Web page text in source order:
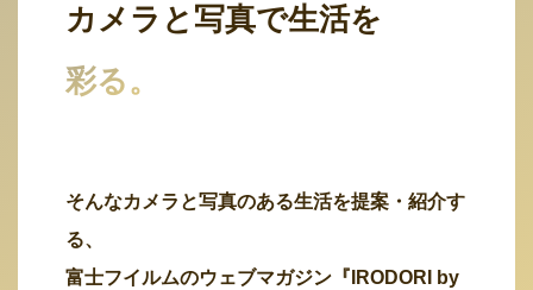
カメラと写真で生活を
彩る。
そんなカメラと写真のある生活を提案・紹介す
る、
富士フイルムのウェブマガジン『IRODORI by